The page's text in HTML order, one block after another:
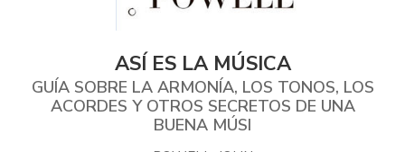
ASÍ ES LA MÚSICA
GUÍA SOBRE LA ARMONÍA, LOS TONOS, LOS
ACORDES Y OTROS SECRETOS DE UNA
BUENA MÚSI